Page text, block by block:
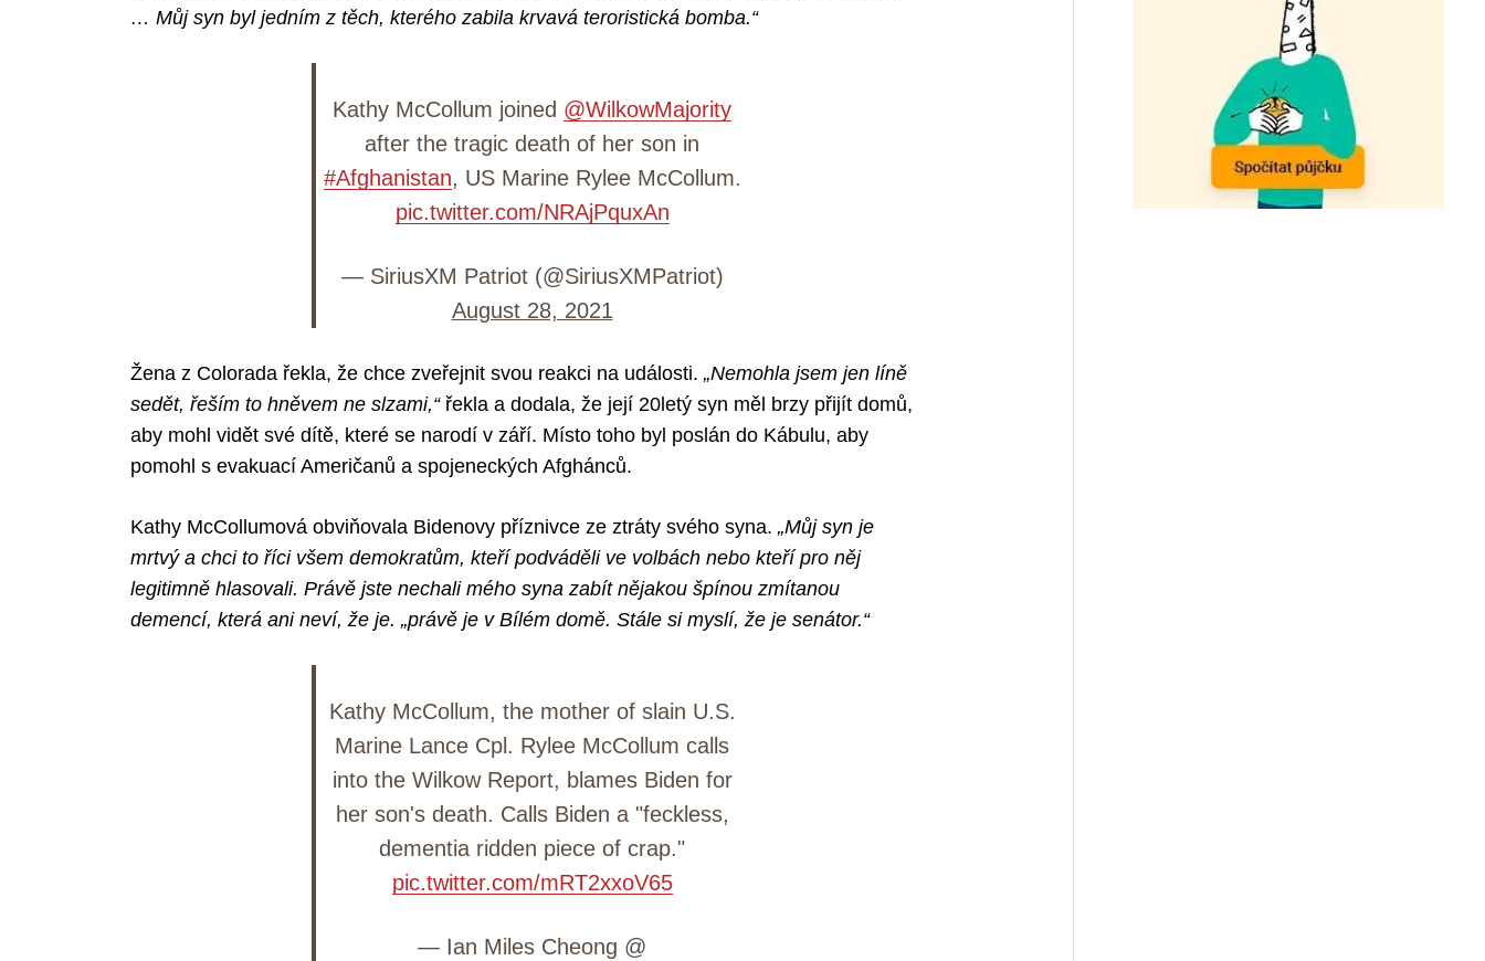
… Můj syn byl jedním z těch, kterého zabila krvavá teroristická bomba.“
Kathy McCollum joined @WilkowMajority
after the tragic death of her son in
#Afghanistan, US Marine Rylee McCollum.
pic.twitter.com/NRAjPquxAn
— SiriusXM Patriot (@SiriusXMPatriot)
August 28, 2021
Žena z Colorada řekla, že chce zveřejnit svou reakci na události. „Nemohla jsem jen líně
sedět, řeším to hněvem ne slzami,“ řekla a dodala, že její 20letý syn měl brzy přijít domů,
aby mohl vidět své dítě, které se narodí v září. Místo toho byl poslán do Kábulu, aby
pomohl s evakuací Američanů a spojeneckých Afghánců.
Kathy McCollumová obviňovala Bidenovy příznivce ze ztráty svého syna. „Můj syn je
mrtvý a chci to říci všem demokratům, kteří podváděli ve volbách nebo kteří pro něj
legitimně hlasovali. Právě jste nechali mého syna zabít nějakou špínou zmítanou
demencí, která ani neví, že je. „právě je v Bílém domě. Stále si myslí, že je senátor.“
Kathy McCollum, the mother of slain U.S.
Marine Lance Cpl. Rylee McCollum calls
into the Wilkow Report, blames Biden for
her son's death. Calls Biden a "feckless,
dementia ridden piece of crap."
pic.twitter.com/mRT2xxoV65
— Ian Miles Cheong @
Search
for: